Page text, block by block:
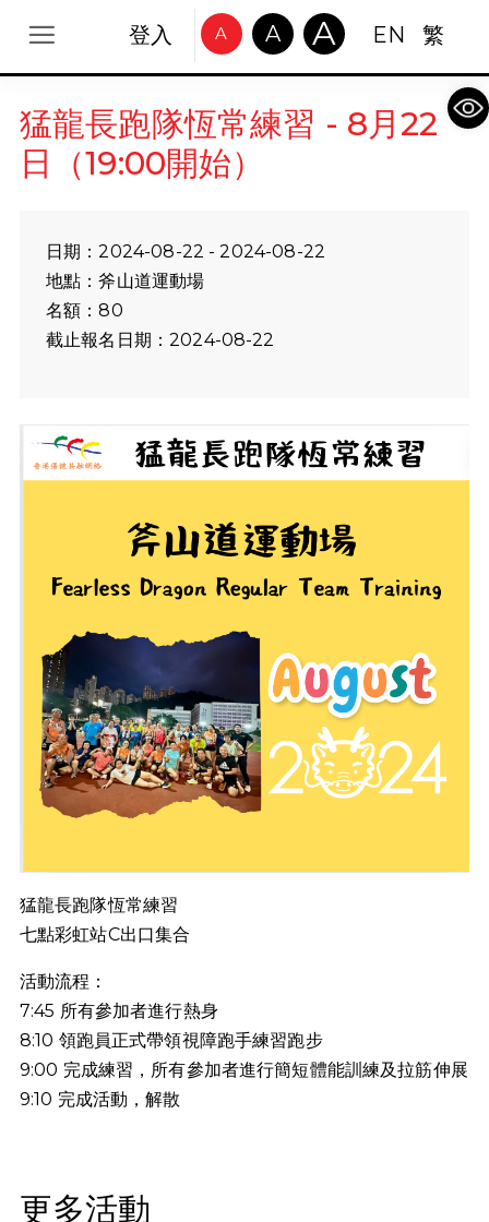
登入 A A A EN 繁
猛龍長跑隊恆常練習 - 8月22
日（19:00開始）
日期：2024-08-22 - 2024-08-22
地點：斧山道運動場
名額：80
截止報名日期：2024-08-22
猛龍長跑隊恆常練習
七點彩虹站C出口集合
活動流程：
7:45 所有參加者進行熱身
8:10 領跑員正式帶領視障跑手練習跑步
9:00 完成練習，所有參加者進行簡短體能訓練及拉筋伸展
9:10 完成活動，解散
更多活動